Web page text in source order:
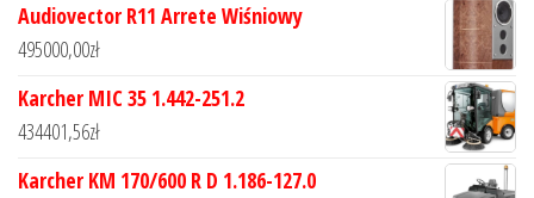
Audiovector R11 Arrete Wiśniowy
495000,00zł
Karcher MIC 35 1.442-251.2
434401,56zł
Karcher KM 170/600 R D 1.186-127.0